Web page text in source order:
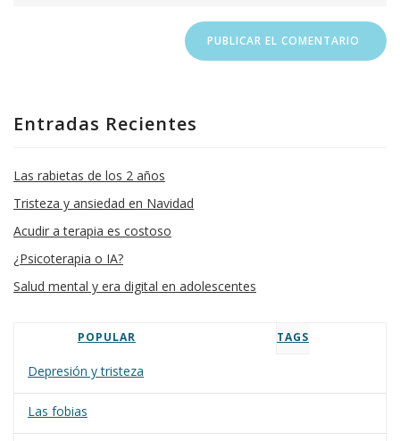
Entradas Recientes
Las rabietas de los 2 años
Tristeza y ansiedad en Navidad
Acudir a terapia es costoso
¿Psicoterapia o IA?
Salud mental y era digital en adolescentes
POPULAR TAGS
Depresión y tristeza
Las fobias